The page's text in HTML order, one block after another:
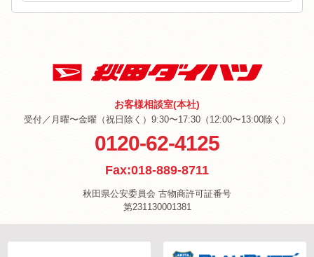
お客様相談室(本社)
受付／月曜〜金曜（祝日除く）9:30〜17:30（12:00〜13:00除く）
0120-62-4125
Fax:018-889-8711
秋田県公安委員会 古物商許可証番号
第231130001381